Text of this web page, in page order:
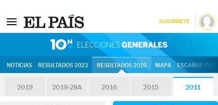
SUSCRÍBETE
NOTICIAS RESULTADOS 2023 RESULTADOS 2019 MAPA ESCAÑOS
2019 2019-28A 2016 2015 2011